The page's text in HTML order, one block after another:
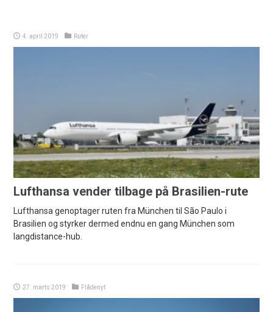
4. april 2019 Ruter
Lufthansa vender tilbage på Brasilien-rute
Lufthansa genoptager ruten fra München til São Paulo i
Brasilien og styrker dermed endnu en gang München som
langdistance-hub.
27. marts 2019 Flådenyt